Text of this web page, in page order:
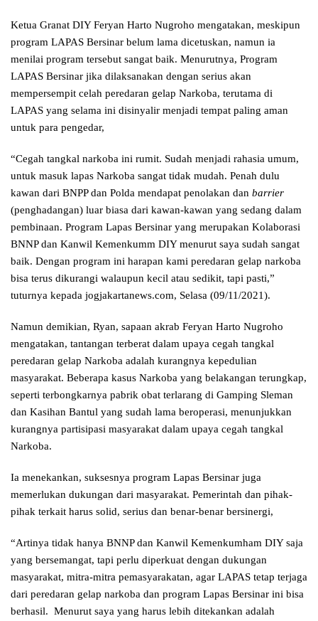
Ketua Granat DIY Feryan Harto Nugroho mengatakan, meskipun
program LAPAS Bersinar belum lama dicetuskan, namun ia
menilai program tersebut sangat baik. Menurutnya, Program
LAPAS Bersinar jika dilaksanakan dengan serius akan
mempersempit celah peredaran gelap Narkoba, terutama di
LAPAS yang selama ini disinyalir menjadi tempat paling aman
untuk para pengedar,
“Cegah tangkal narkoba ini rumit. Sudah menjadi rahasia umum,
untuk masuk lapas Narkoba sangat tidak mudah. Penah dulu
kawan dari BNPP dan Polda mendapat penolakan dan barrier
(penghadangan) luar biasa dari kawan-kawan yang sedang dalam
pembinaan. Program Lapas Bersinar yang merupakan Kolaborasi
BNNP dan Kanwil Kemenkumm DIY menurut saya sudah sangat
baik. Dengan program ini harapan kami peredaran gelap narkoba
bisa terus dikurangi walaupun kecil atau sedikit, tapi pasti,”
tuturnya kepada jogjakartanews.com, Selasa (09/11/2021).
Namun demikian, Ryan, sapaan akrab Feryan Harto Nugroho
mengatakan, tantangan terberat dalam upaya cegah tangkal
peredaran gelap Narkoba adalah kurangnya kepedulian
masyarakat. Beberapa kasus Narkoba yang belakangan terungkap,
seperti terbongkarnya pabrik obat terlarang di Gamping Sleman
dan Kasihan Bantul yang sudah lama beroperasi, menunjukkan
kurangnya partisipasi masyarakat dalam upaya cegah tangkal
Narkoba.
Ia menekankan, suksesnya program Lapas Bersinar juga
memerlukan dukungan dari masyarakat. Pemerintah dan pihak-
pihak terkait harus solid, serius dan benar-benar bersinergi,
“Artinya tidak hanya BNNP dan Kanwil Kemenkumham DIY saja
yang bersemangat, tapi perlu diperkuat dengan dukungan
masyarakat, mitra-mitra pemasyarakatan, agar LAPAS tetap terjaga
dari peredaran gelap narkoba dan program Lapas Bersinar ini bisa
berhasil. Menurut saya yang harus lebih ditekankan adalah